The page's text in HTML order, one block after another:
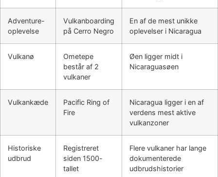
Adventure-
oplevelse
Vulkanboarding
på Cerro Negro
En af de mest unikke
oplevelser i Nicaragua
Vulkanø
Ometepe
består af 2
vulkaner
Øen ligger midt i
Nicaraguasøen
Vulkankæde
Pacific Ring of
Fire
Nicaragua ligger i en af
verdens mest aktive
vulkanzoner
Historiske
udbrud
Registreret
siden 1500-
tallet
Flere vulkaner har lange
dokumenterede
udbrudshistorier